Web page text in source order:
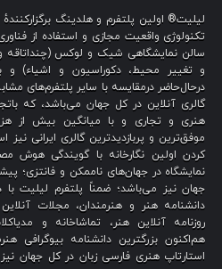
لیلیت® اولین پلتفرم و هلدینگ برگزارکنندهٔ
تکنولوژی واقعیت مجازی و استفاده از
سالن نمایشگاهی شیک و لوکس (چنداتاقه
و تغییر محیط، دکوراسیون و اشیاء) و
درحال‌حاضر درمقایسه با سایر پلتفرم‌های
هنری و تجاری و با میانگین بیش از هزار
موفق‌ترین و پربازدیدترین گالری ایرانی
کردن اولین نگارخانه با گویندگی هوش
نمایشگاه در جهان‌های ناممکن و فانتزی؛
جهان نیز می‌باشد؛ ضمناً پلتفرم لیلیت
دانشنامه هنر و هنرمندان، مجلات
روزنامه آنلاین هنر، تماشاخانه و
هم‌اکنون بزرگترین دانشنامه بیوگرافی
استارتاپ هنری فارسی زبان در کل جهان